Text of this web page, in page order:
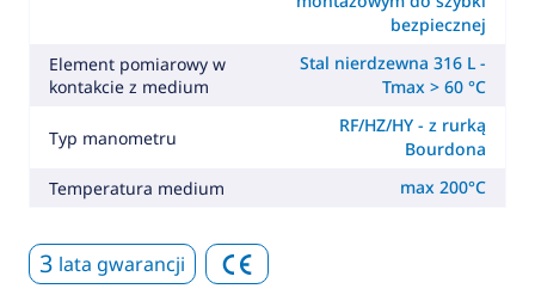
bezpiecznej
Element pomiarowy w
kontakcie z medium
Stal nierdzewna 316 L -
Tmax > 60 °C
Typ manometru
RF/HZ/HY - z rurką
Bourdona
Temperatura medium
max 200°C
3 lata gwarancji